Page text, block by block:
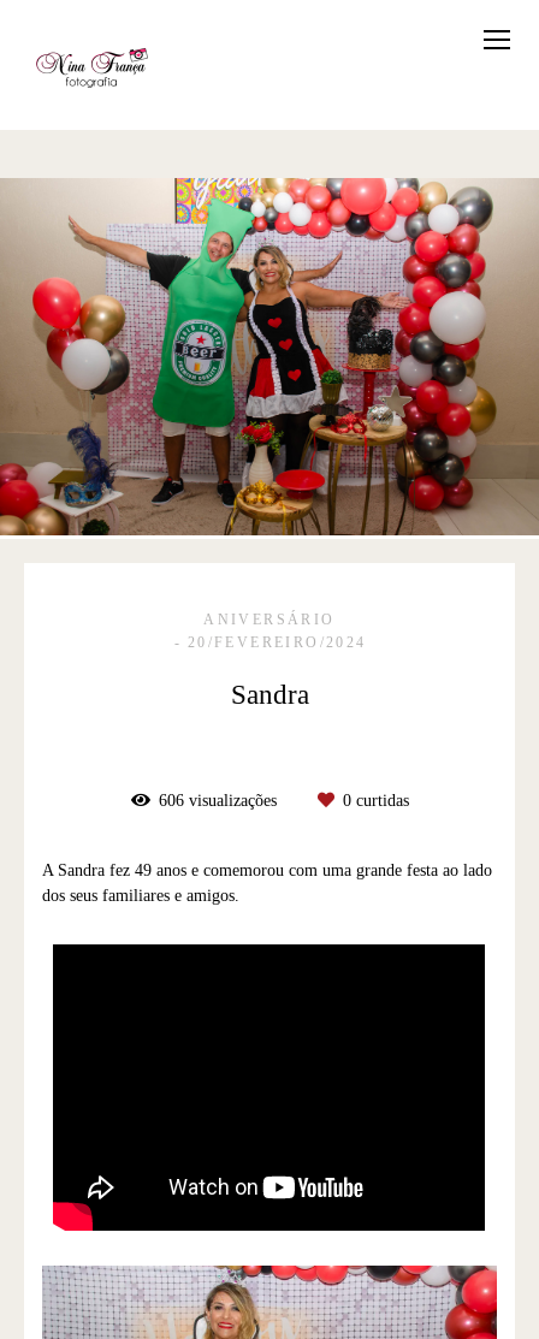
ANIVERSÁRIO
20/FEVEREIRO/2024
Sandra
606visualizações 0curtidas
A Sandra fez 49 anos e comemorou com uma grande festa ao lado
dos seus familiares e amigos.